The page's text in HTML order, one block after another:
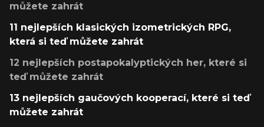
můžete zahrát
11 nejlepších klasických izometrických RPG,
která si teď můžete zahrát
12 nejlepších postapokalyptických her, které si
teď můžete zahrát
13 nejlepších gaučových kooperací, které si teď
můžete zahrát